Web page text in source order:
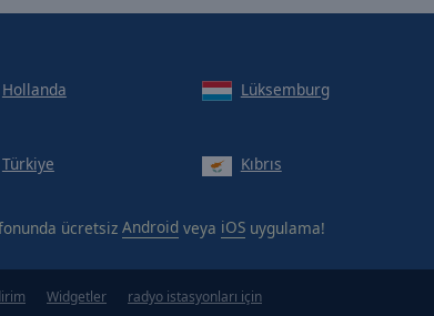
Hollanda Lüksemburg
Türkiye Kıbrıs
ücretsiz Android veya iOS uygulama!
Widgetler radyo istasyonları için